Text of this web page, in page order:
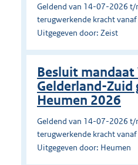
Geldend van 14-07-2026 t/
terugwerkende kracht
Uitgegeven door: Zeist
Besluit
Gelderland-Zuid
Heumen 2026
Geldend van 14-07-2026 t/
terugwerkende kracht
Uitgegeven door: Heumen